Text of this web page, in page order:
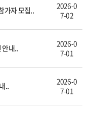
가자 모집..
2026-0
7-02
안내..
2026-0
7-01
..
2026-0
7-01